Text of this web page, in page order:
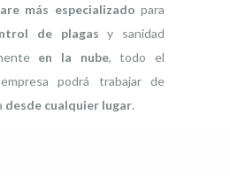
más especializado para
de plagas y sanidad
en la nube, todo el
podrá trabajar de
desde cualquier lugar.